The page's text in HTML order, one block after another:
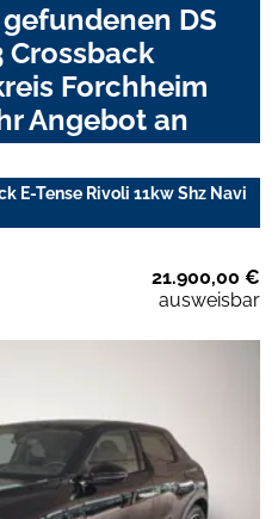
DS
Crossback
Forchheim
Angebot an
E-Tense Rivoli 11kw Shz Navi
21.900,00 €
ausweisbar